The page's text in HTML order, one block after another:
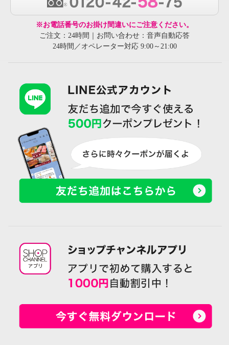
※お電話番号のお掛け間違いにご注意ください。
ご注文：24時間｜お問い合わせ：音声自動応答
24時間／オペレーター対応 9:00～21:00